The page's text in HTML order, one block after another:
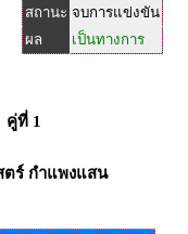
สถานะ จบการแข่งขัน
ผล
เป็นทางการ
ที่ 1
ตร์ กำแพงแสน